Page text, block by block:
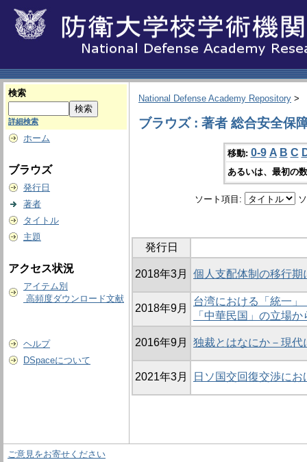
検索
詳細検索
ホーム
ブラウズ
発行日
著者
タイトル
主題
アクセス状況
アイテム別
高頻度ダウンロード文献
ヘルプ
DSpaceについて
National Defense Academy Repository >
ブラウズ : 著者 総合安全保
移動: 0-9 A B C
あるいは、最初の
ソート項目:
発行日
2018年3月 個人支配体制の移行
2018年9月
台湾における「統一
「中華民国」の立場
2016年9月 独裁とはなにか－現
2021年3月 日ソ国交回復交渉に
ご意見をお寄せください